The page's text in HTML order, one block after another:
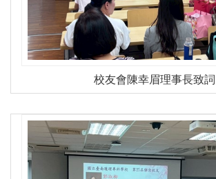
校友會陳幸眉理事長致詞